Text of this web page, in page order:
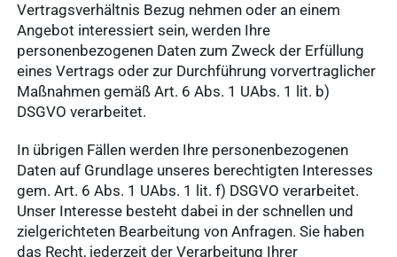
Vertragsverhältnis Bezug nehmen oder an einem
Angebot interessiert sein, werden Ihre
personenbezogenen Daten zum Zweck der Erfüllung
eines Vertrags oder zur Durchführung vorvertraglicher
Maßnahmen gemäß Art. 6 Abs. 1 UAbs. 1 lit. b)
DSGVO verarbeitet.
In übrigen Fällen werden Ihre personenbezogenen
Daten auf Grundlage unseres berechtigten Interesses
gem. Art. 6 Abs. 1 UAbs. 1 lit. f) DSGVO verarbeitet.
Unser Interesse besteht dabei in der schnellen und
zielgerichteten Bearbeitung von Anfragen. Sie haben
das Recht, jederzeit der Verarbeitung Ihrer